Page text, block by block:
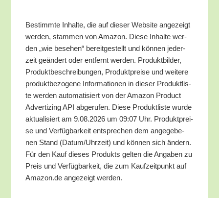
Bestimm­te Inhal­te, die auf die­ser Web­site ange­zeigt
wer­den, stam­men von Ama­zon. Die­se Inhal­te wer­
den „wie bese­hen“ bereit­ge­stellt und kön­nen jeder­
zeit geän­dert oder ent­fernt wer­den. Pro­dukt­bil­der,
Pro­dukt­be­schrei­bun­gen, Pro­dukt­prei­se und wei­te­re
pro­dukt­be­zo­ge­ne Infor­ma­tio­nen in die­ser Pro­dukt­lis­
te wer­den auto­ma­ti­siert von der Ama­zon Pro­duct
Adver­tiz­ing API abge­ru­fen. Die­se Pro­dukt­lis­te wur­de
aktua­li­siert am 9.08.2026 um 09:07 Uhr. Pro­dukt­prei­
se und Ver­füg­bar­keit ent­spre­chen dem ange­ge­be­
nen Stand (Datum/​Uhrzeit) und kön­nen sich ändern.
Für den Kauf die­ses Pro­dukts gel­ten die Anga­ben zu
Preis und Ver­füg­bar­keit, die zum Kauf­zeit­punkt auf
Amazon.de ange­zeigt werden.